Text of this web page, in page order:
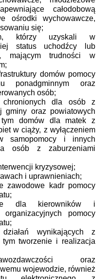
całodobową
ośrodki wychowawcze,
się;
którzy uzyskali w
status uchodźcy lub
mającym trudności w
domów pomocy
ponadgminnym oraz
osób;
chronionych dla osób z
oraz powiatowych
domów dla matek z
w ciąży, z wyłączeniem
samopomocy i innych
osób z zaburzeniami
kryzysowej;
i uprawnieniach;
zawodowe kadr pomocy
dla kierowników i
pomocy
wynikających z
tworzenie i realizacja
oraz
wojewodzie, również